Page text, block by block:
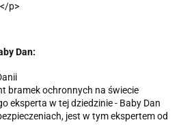
p>
Dan:
bramek ochronnych na świecie
eksperta w tej dziedzinie - Baby Dan
jest w tym ekspertem od